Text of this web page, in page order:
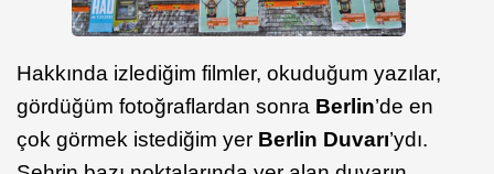
Hakkında izlediğim filmler, okuduğum yazılar,
gördüğüm fotoğraflardan sonra Berlin’de en
çok görmek istediğim yer Berlin Duvarı’ydı.